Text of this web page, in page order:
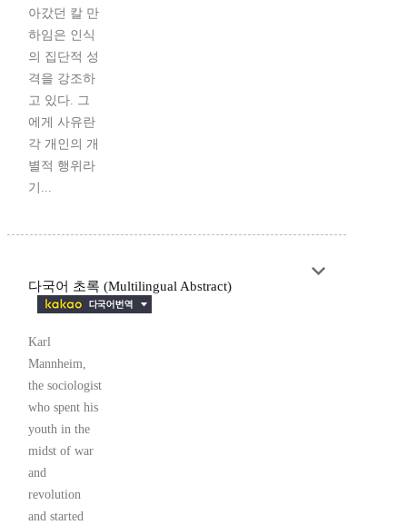
아갔던 칼 만
하임은 인식
의 집단적 성
격을 강조하
고 있다. 그
에게 사유란
각 개인의 개
별적 행위라
기...
다국어 초록 (Multilingual Abstract)
Karl
Mannheim,
the sociologist
who spent his
youth in the
midst of war
and
revolution
and started